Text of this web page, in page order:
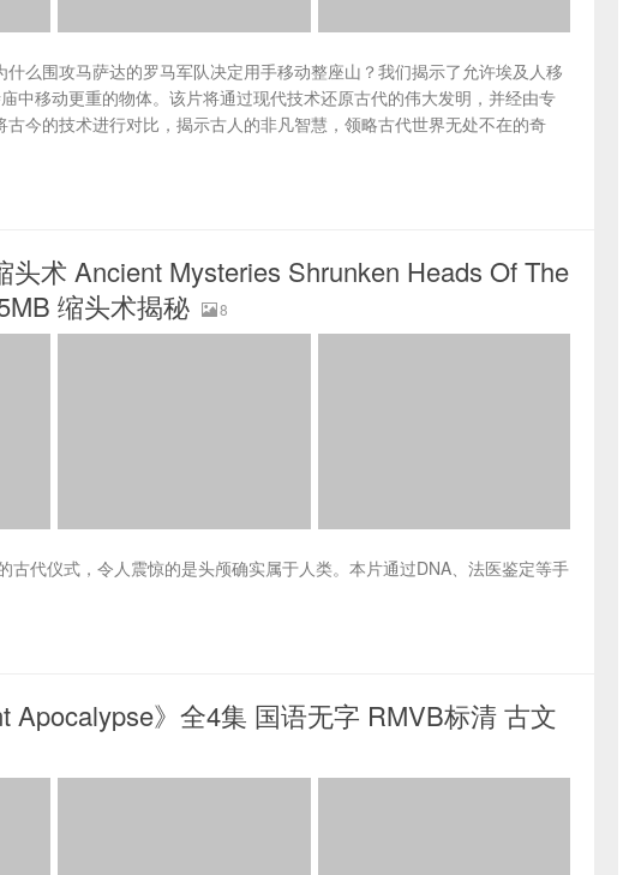
么围攻马萨达的罗马军队决定用手移动整座山？我们揭示了允许埃及人移
中移动更重的物体。该片将通过现代技术还原古代的伟大发明，并经由专
今的技术进行对比，揭示古人的非凡智慧，领略古代世界无处不在的奇
术 Ancient Mysteries Shrunken Heads Of The
缩头术揭秘
8
代仪式，令人震惊的是头颅确实属于人类。本片通过DNA、法医鉴定等手
Apocalypse》全4集 国语无字 RMVB标清 古文